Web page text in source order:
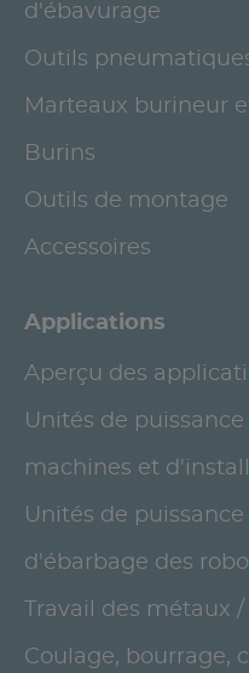
d'ébavurage
Outils
Marteaux burineur
Burins
Outils de montage
Accessoires
Applications
Aperçu des
Unités de
machines et
Unités de
d'ébarbage des
Travail des métaux
Coulage, bourrage,